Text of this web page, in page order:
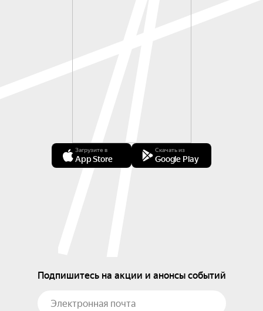
Загрузите в
App Store
Скачать из
Google Play
Подпишитесь на акции и анонсы событий